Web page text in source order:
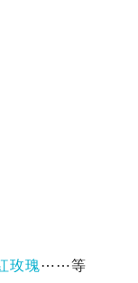
玫瑰⋯⋯等